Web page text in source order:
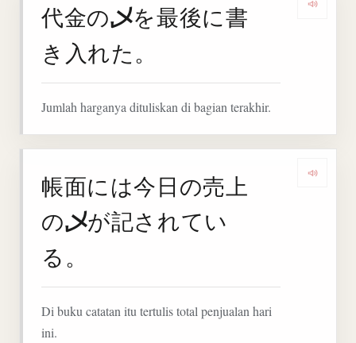
代金の乄を最後に書
き入れた。
Jumlah harganya dituliskan di bagian terakhir.
帳面には今日の売上
の乄が記されてい
る。
Di buku catatan itu tertulis total penjualan hari
ini.